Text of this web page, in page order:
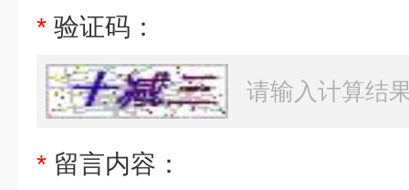
* 验证码：
* 留言内容：